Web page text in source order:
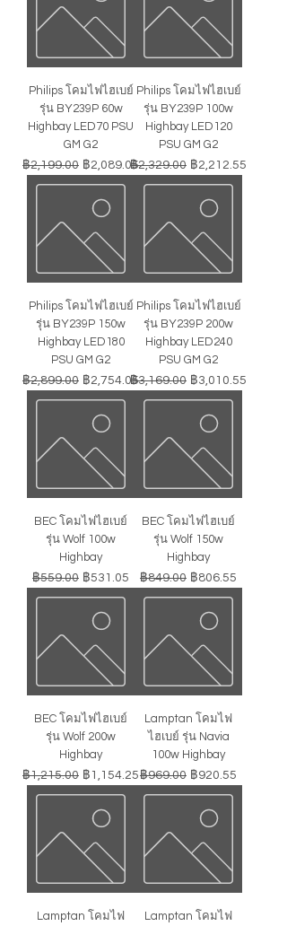
Philips โคมไฟไฮเบย์
รุ่น BY239P 60w
Highbay LED70 PSU
GM G2
ราคาปกติ
฿2,199.00 ราคาขายลด
฿2,089.05
Philips โคมไฟไฮเบย์
รุ่น BY239P 100w
Highbay LED120
PSU GM G2
ราคาปกติ
฿2,329.00 ราคาขายลด
฿2,212.55
Philips โคมไฟไฮเบย์
รุ่น BY239P 150w
Highbay LED180
PSU GM G2
ราคาปกติ
฿2,899.00 ราคาขายลด
฿2,754.05
Philips โคมไฟไฮเบย์
รุ่น BY239P 200w
Highbay LED240
PSU GM G2
ราคาปกติ
฿3,169.00 ราคาขายลด
฿3,010.55
BEC โคมไฟไฮเบย์
รุ่น Wolf 100w
Highbay
ราคาปกติ
฿559.00 ราคาขายลด
฿531.05
BEC โคมไฟไฮเบย์
รุ่น Wolf 150w
Highbay
ราคาปกติ
฿849.00 ราคาขายลด
฿806.55
BEC โคมไฟไฮเบย์
รุ่น Wolf 200w
Highbay
ราคาปกติ
฿1,215.00 ราคาขายลด
฿1,154.25
Lamptan โคมไฟ
ไฮเบย์ รุ่น Navia
100w Highbay
ราคาปกติ
฿969.00 ราคาขายลด
฿920.55
Lamptan โคมไฟ
Lamptan โคมไฟ